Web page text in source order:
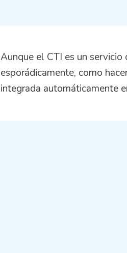
Aunque el CTI es un
esporádicamente, como
integrada automáticamente